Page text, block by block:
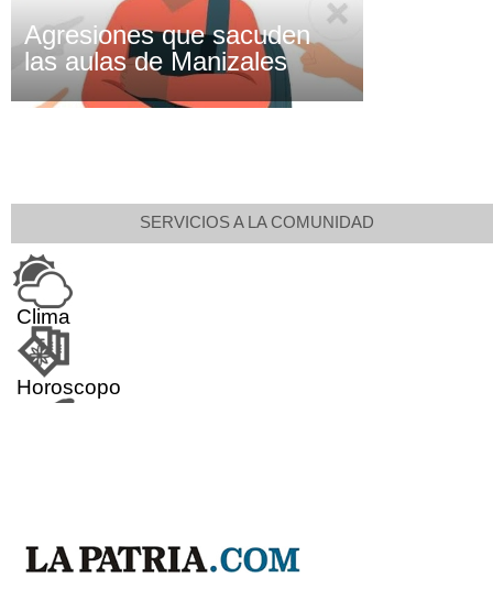
Agresiones que sacuden
las aulas de Manizales
SERVICIOS A LA COMUNIDAD
Clima
Horoscopo